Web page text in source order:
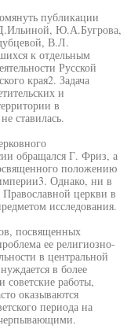
публикации
Ю.А.Бугрова,
В.Л.
к отдельным
Русской
края2. Задача
и
в
ставилась.
обращался Г. Фриз, а
положению
Однако, ни в
Православной церкви в
исследования.
посвященных
ее религиозно-
в центральной
в более
работы,
оказываются
периода на